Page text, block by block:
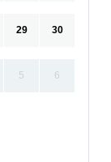
29 30
5 6